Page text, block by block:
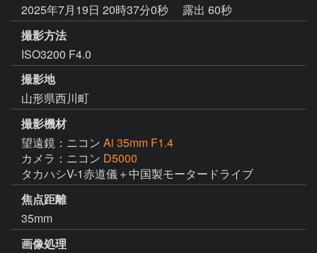
2025年7月19日 20時37分0秒
露出 60秒
撮影方法
ISO3200 F4.0
撮影地
山形県西川町
撮影機材
望遠鏡：ニコン Ai 35mm F1.4
カメラ：ニコン D5000
タカハシV-1赤道儀＋中国製モータードライブ
焦点距離
35mm
画像処理